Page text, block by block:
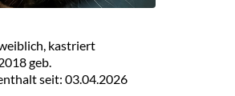
kastriert
geb.
seit: 03.04.2026